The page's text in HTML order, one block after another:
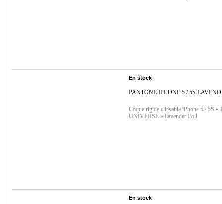
En stock
PANTONE IPHONE 5 / 5S
Coque rigide clipsable iPhone 5 / 5S «
UNIVERSE » Lavender Foil
En stock